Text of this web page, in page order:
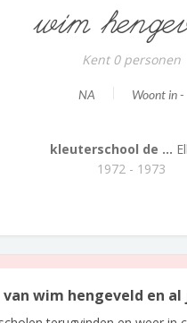
wim
Kent 0 personen
NA Woont in -
kleuterschool de ...
1972 - 1973
wim hengeveld en